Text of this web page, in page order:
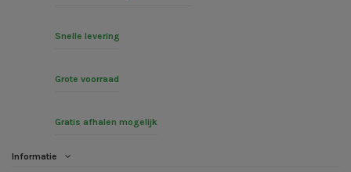
Snelle levering
Grote voorraad
Gratis afhalen mogelijk
Informatie